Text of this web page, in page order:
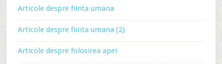
Articole despre fiinta umana
Articole despre fiinta umana (2)
Articole despre folosirea apei